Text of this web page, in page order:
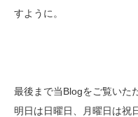
すように。
最後まで当Blogをご覧いた
明日は日曜日、月曜日は祝